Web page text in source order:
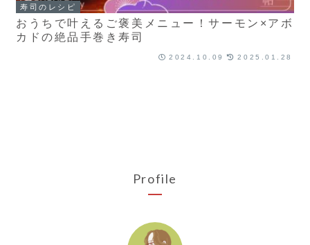
寿司のレシピ
おうちで叶えるご褒美メニュー！サーモン×アボ
カドの絶品手巻き寿司
2024.10.09 2025.01.28
Profile